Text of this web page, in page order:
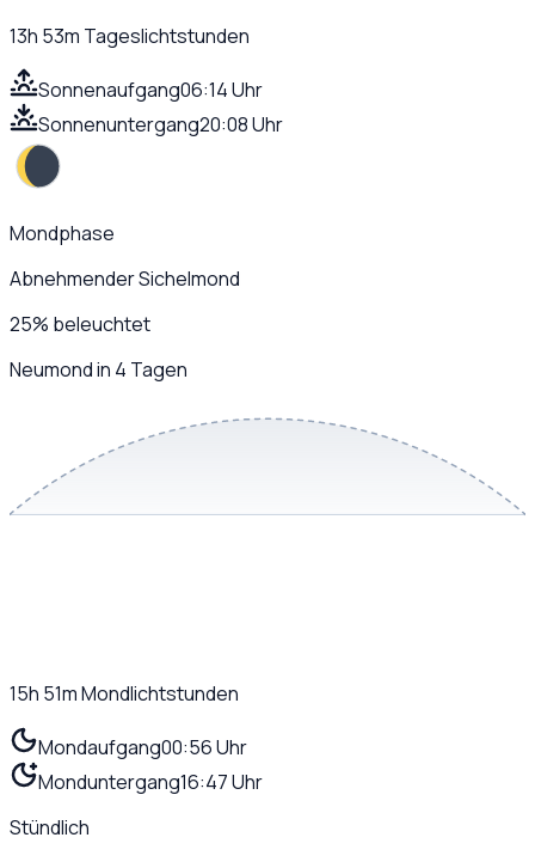
13h 53m Tageslichtstunden
Sonnenaufgang06:14 Uhr
Sonnenuntergang20:08 Uhr
Mondphase
Abnehmender Sichelmond
25% beleuchtet
Neumond in 4 Tagen
15h 51mMondlichtstunden
Mondaufgang00:56 Uhr
Monduntergang16:47 Uhr
Stündlich